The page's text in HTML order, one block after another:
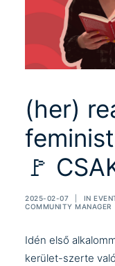
(her)
🚩
2025-02-07 IN
COMMUNITY MANAGER
Idén első
kerület-szerte